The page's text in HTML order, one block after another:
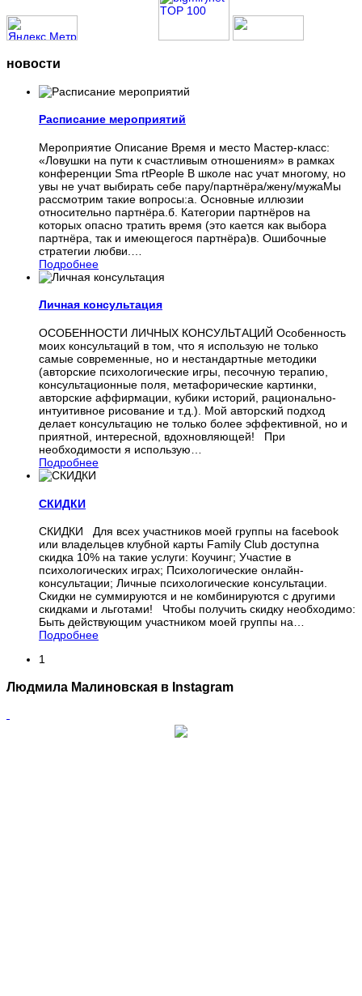
новости
Расписание мероприятий
Мероприятие Описание Время и место Мастер-класс:
«Ловушки на пути к счастливым отношениям» в рамках
конференции Sma rtPeople В школе нас учат многому, но
увы не учат выбирать себе пару/партнёра/жену/мужаМы
рассмотрим такие вопросы:а. Основные иллюзии
относительно партнёра.б. Категории партнёров на
которых опасно тратить время (это кается как выбора
партнёра, так и имеющегося партнёра)в. Ошибочные
стратегии любви.
Подробнее
Личная консультация
ОСОБЕННОСТИ ЛИЧНЫХ КОНСУЛЬТАЦИЙ Особенность
моих консультаций в том, что я использую не только
самые современные, но и нестандартные методики
(авторские психологические игры, песочную терапию,
консультационные поля, метафорические картинки,
авторские аффирмации, кубики историй, рационально-
интуитивное рисование и т.д.). Мой авторский подход
делает консультацию не только более эффективной, но и
приятной, интересной, вдохновляющей! При
необходимости я использую
Подробнее
СКИДКИ
СКИДКИ Для всех участников моей группы на facebook
или владельцев клубной карты Family Club доступна
скидка 10% на такие услуги: Коучинг; Участие в
психологических играх; Психологические онлайн-
консультации; Личные психологические консультации.
Скидки не суммируются и не комбинируются с другими
скидками и льготами! Чтобы получить скидку необходимо:
Быть действующим участником моей группы на…
Подробнее
1
Людмила Малиновская в Instagram